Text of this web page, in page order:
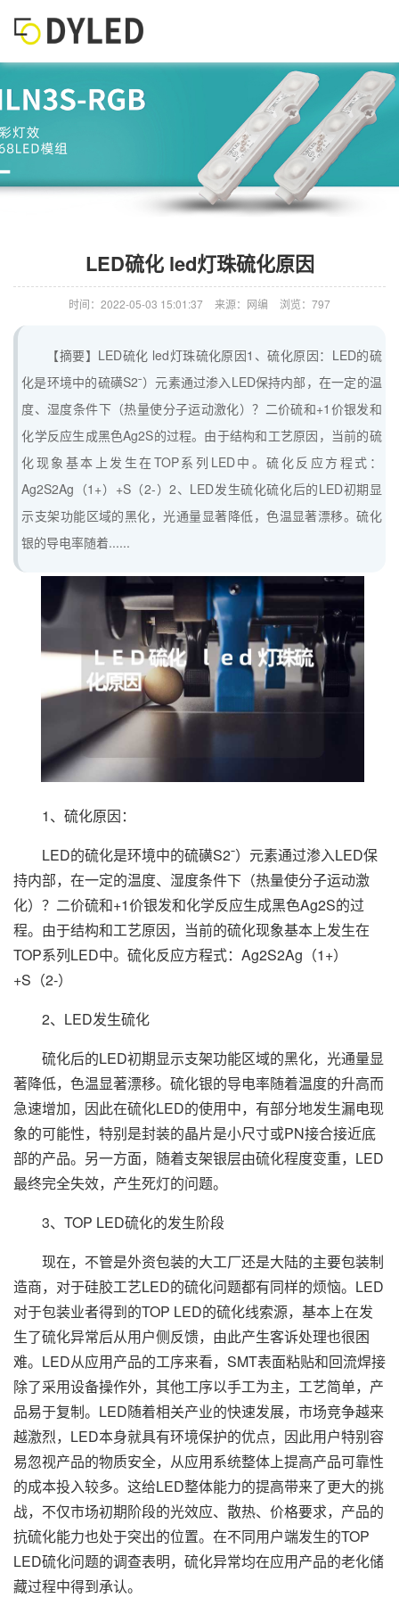
LED硫化 led灯珠硫化原因
时间：2022-05-03 15:01:37 来源：网编 浏览：797
【摘要】LED硫化 led灯珠硫化原因1、硫化原因：LED的硫
化是环境中的硫磺S2ˉ）元素通过渗入LED保持内部，在一定的温
度、湿度条件下（热量使分子运动激化）？二价硫和+1价银发和
化学反应生成黑色Ag2S的过程。由于结构和工艺原因，当前的硫
化现象基本上发生在TOP系列LED中。硫化反应方程式：
Ag2S2Ag（1+）+S（2-）2、LED发生硫化硫化后的LED初期显
示支架功能区域的黑化，光通量显著降低，色温显著漂移。硫化
银的导电率随着......
1、硫化原因：
LED的硫化是环境中的硫磺S2ˉ）元素通过渗入LED保
持内部，在一定的温度、湿度条件下（热量使分子运动激
化）？二价硫和+1价银发和化学反应生成黑色Ag2S的过
程。由于结构和工艺原因，当前的硫化现象基本上发生在
TOP系列LED中。硫化反应方程式：Ag2S2Ag（1+）
+S（2-）
2、LED发生硫化
硫化后的LED初期显示支架功能区域的黑化，光通量显
著降低，色温显著漂移。硫化银的导电率随着温度的升高而
急速增加，因此在硫化LED的使用中，有部分地发生漏电现
象的可能性，特别是封装的晶片是小尺寸或PN接合接近底
部的产品。另一方面，随着支架银层由硫化程度变重，LED
最终完全失效，产生死灯的问题。
3、TOP LED硫化的发生阶段
现在，不管是外资包装的大工厂还是大陆的主要包装制
造商，对于硅胶工艺LED的硫化问题都有同样的烦恼。LED
对于包装业者得到的TOP LED的硫化线索源，基本上在发
生了硫化异常后从用户侧反馈，由此产生客诉处理也很困
难。LED从应用产品的工序来看，SMT表面粘贴和回流焊接
除了采用设备操作外，其他工序以手工为主，工艺简单，产
品易于复制。LED随着相关产业的快速发展，市场竞争越来
越激烈，LED本身就具有环境保护的优点，因此用户特别容
易忽视产品的物质安全，从应用系统整体上提高产品可靠性
的成本投入较多。这给LED整体能力的提高带来了更大的挑
战，不仅市场初期阶段的光效应、散热、价格要求，产品的
抗硫化能力也处于突出的位置。在不同用户端发生的TOP
LED硫化问题的调查表明，硫化异常均在应用产品的老化储
藏过程中得到承认。